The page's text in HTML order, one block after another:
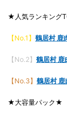
★人気ランキング
【No.1】 鶴居村
【No.2】 鶴居村
【No.3】 鶴居村
★大容量パック★